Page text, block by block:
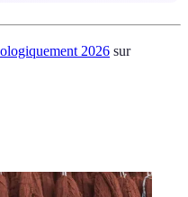
2026 sur